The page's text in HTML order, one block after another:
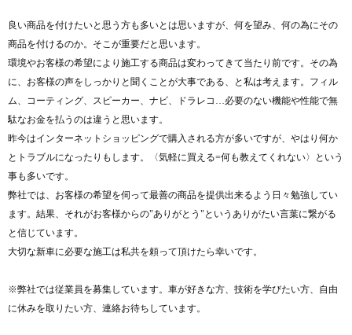
良い商品を付けたいと思う方も多いとは思いますが、何を望み、何の為にその
商品を付けるのか。そこが重要だと思います。
環境やお客様の希望により施工する商品は変わってきて当たり前です。その為
に、お客様の声をしっかりと聞くことが大事である、と私は考えます。フィル
ム、コーティング、スピーカー、ナビ、ドラレコ…必要のない機能や性能で無
駄なお金を払うのは違うと思います。
昨今はインターネットショッピングで購入される方が多いですが、やはり何か
とトラブルになったりもします。〈気軽に買える=何も教えてくれない〉という
事も多いです。
弊社では、お客様の希望を伺って最善の商品を提供出来るよう日々勉強してい
ます。結果、それがお客様からの"ありがとう"というありがたい言葉に繋がる
と信じています。
大切な新車に必要な施工は私共を頼って頂けたら幸いです。
※弊社では従業員を募集しています。車が好きな方、技術を学びたい方、自由
に休みを取りたい方、連絡お待ちしています。